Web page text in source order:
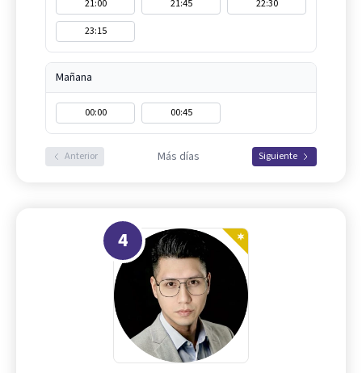
21:00 21:45
22:30
23:15
Mañana
00:00 00:45
Anterior Más días Siguiente
4